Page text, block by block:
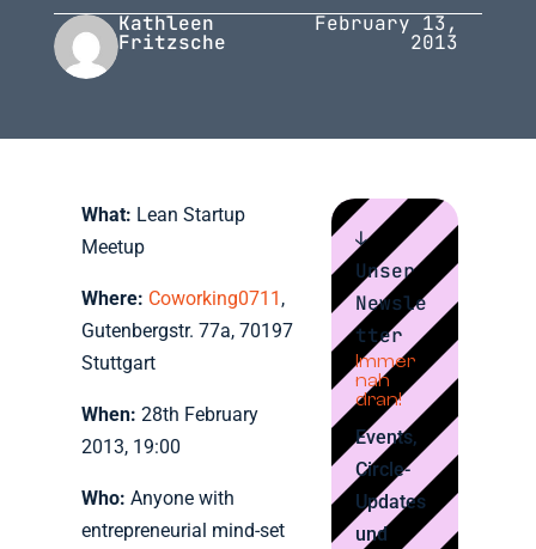
Kathleen
Fritzsche
February 13,
2013
What: Lean Startup
Meetup
Where: Coworking0711 ,
Gutenbergstr. 77a, 70197
Stuttgart
When: 28th February
2013, 19:00
Who: Anyone with
entrepreneurial mind-set
↓
Unser
Newsle
tter
Immer
nah
dran!
Events,
Circle-
Updates
und